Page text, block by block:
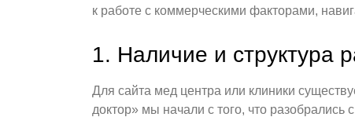
к работе с коммерческими факторами,
1. Наличие и структура
Для сайта мед центра или клиники
доктор» мы начали с того, что